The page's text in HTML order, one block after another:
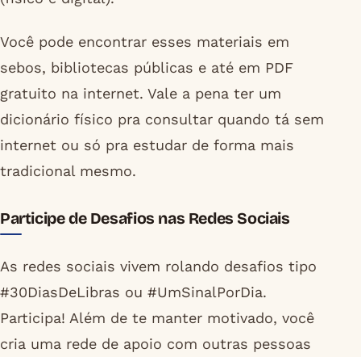
Você pode encontrar esses materiais em
sebos, bibliotecas públicas e até em PDF
gratuito na internet. Vale a pena ter um
dicionário físico pra consultar quando tá sem
internet ou só pra estudar de forma mais
tradicional mesmo.
Participe de Desafios nas Redes Sociais
As redes sociais vivem rolando desafios tipo
#30DiasDeLibras ou #UmSinalPorDia.
Participa! Além de te manter motivado, você
cria uma rede de apoio com outras pessoas